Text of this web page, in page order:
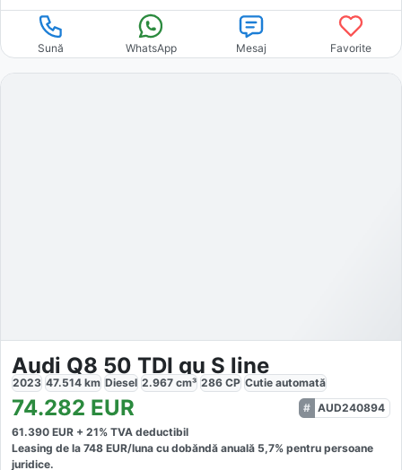
Sună WhatsApp Mesaj Favorite
Audi Q8 50 TDI qu S line
2023 47.514 km Diesel 2.967 cm³ 286 CP Cutie automată
74.282 EUR
AUD240894
61.390 EUR + 21% TVA deductibil
Leasing de la 748 EUR/luna cu dobăndă anuală 5,7% pentru persoane
juridice.